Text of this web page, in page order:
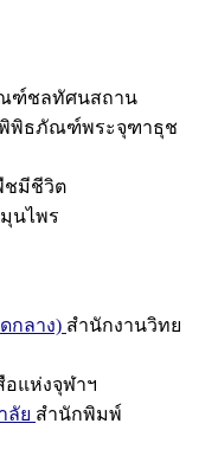
ฑ์ชลทัศนสถาน
พิธภัณฑ์พระจุฑาธุช
มีชีวิต
นไพร
กลาง) สำนักงานวิทย
แห่งจุฬาฯ
ลัย สำนักพิมพ์